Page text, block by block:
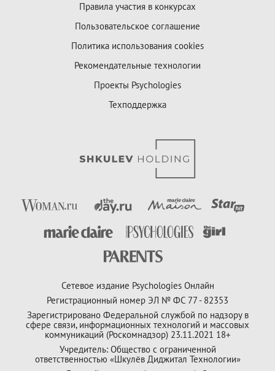
Правила участия в конкурсах
Пользовательское соглашение
Политика использования cookies
Рекомендательные технологии
Проекты Psychologies
Техподдержка
Сетевое издание Psychologies Онлайн
Регистрационный номер ЭЛ № ФС 77 - 82353
Зарегистрировано Федеральной службой по надзору в
сфере связи, информационных технологий и массовых
коммуникаций (Роскомнадзор) 23.11.2021 18+
Учредитель: Общество с ограниченной
ответственностью «Шкулёв Диджитал Технологии»